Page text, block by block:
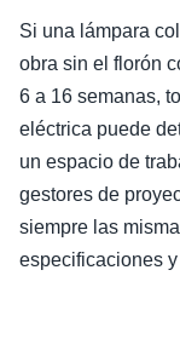
Si una lámpara
obra sin el florón
6 a 16 semanas,
eléctrica puede
un espacio de
gestores de
siempre las
especificaciones